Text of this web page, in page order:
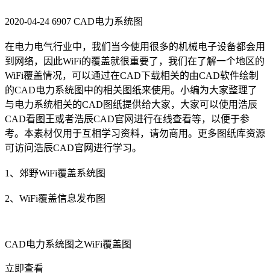
2020-04-24 6907 CAD电力系统图
在电力电气行业中，我们当今使用很多的机械电子设备都会用
到网络，因此WiFi的覆盖就很重要了，我们在了解一个地区的
WiFi覆盖情况，可以通过在CAD下载相关的由CAD软件绘制
的CAD电力系统图中的相关图纸来使用。小编为大家整理了
与电力系统相关的CAD图纸提供给大家，大家可以使用浩辰
CAD看图王或者浩辰CAD官网进行在线查看等，以便于参
考。本素材仅用于互相学习资料，请勿商用。更多图纸库资源
可访问浩辰CAD官网进行学习。
1、郊野WiFi覆盖系统图
2、WiFi覆盖信息发布图
CAD电力系统图之WiFi覆盖图
立即查看